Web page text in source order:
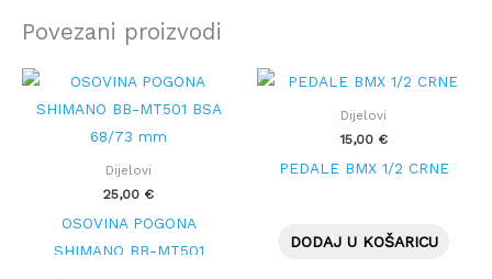
Povezani proizvodi
Dijelovi
25,00 €
OSOVINA POGONA
SHIMANO BB-MT501
Dijelovi
15,00 €
PEDALE BMX 1/2 CRNE
DODAJ U KOŠARICU